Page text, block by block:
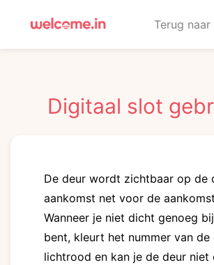
Terug
Digitaal slot
De deur wordt zichtbaar op de
aankomst net voor de
Wanneer je niet dicht genoeg
bent, kleurt het nummer van de
lichtrood en kan je de deur niet